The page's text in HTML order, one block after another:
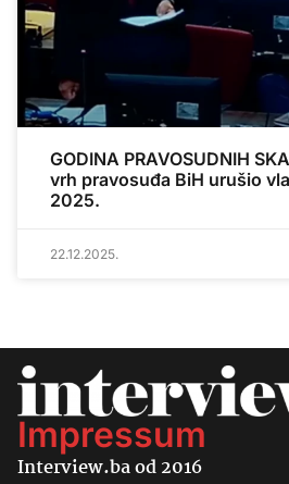
GODINA PRAVOSUDNIH
vrh pravosuđa BiH urušio
2025.
22.12.2025.
Impressum
Interview.ba od 2016